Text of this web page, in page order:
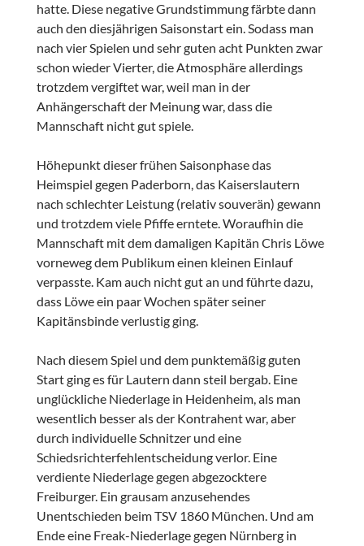
hatte. Diese negative Grundstimmung färbte dann
auch den diesjährigen Saisonstart ein. Sodass man
nach vier Spielen und sehr guten acht Punkten zwar
schon wieder Vierter, die Atmosphäre allerdings
trotzdem vergiftet war, weil man in der
Anhängerschaft der Meinung war, dass die
Mannschaft nicht gut spiele.
Höhepunkt dieser frühen Saisonphase das
Heimspiel gegen Paderborn, das Kaiserslautern
nach schlechter Leistung (relativ souverän) gewann
und trotzdem viele Pfiffe erntete. Woraufhin die
Mannschaft mit dem damaligen Kapitän Chris Löwe
vorneweg dem Publikum einen kleinen Einlauf
verpasste. Kam auch nicht gut an und führte dazu,
dass Löwe ein paar Wochen später seiner
Kapitänsbinde verlustig ging.
Nach diesem Spiel und dem punktemäßig guten
Start ging es für Lautern dann steil bergab. Eine
unglückliche Niederlage in Heidenheim, als man
wesentlich besser als der Kontrahent war, aber
durch individuelle Schnitzer und eine
Schiedsrichterfehlentscheidung verlor. Eine
verdiente Niederlage gegen abgezocktere
Freiburger. Ein grausam anzusehendes
Unentschieden beim TSV 1860 München. Und am
Ende eine Freak-Niederlage gegen Nürnberg in